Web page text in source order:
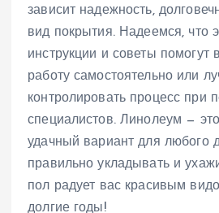
зависит надежность,
вид покрытия. Надеемся, что
инструкции и советы помогут
работу самостоятельно или
контролировать процесс при
специалистов. Линолеум —
удачный вариант для любого
правильно укладывать и
пол радует вас красивым
долгие годы!